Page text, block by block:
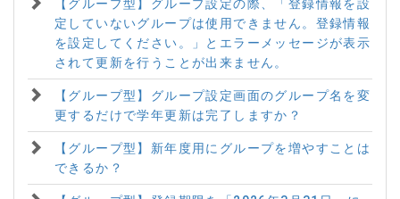
【グループ型】グループ設定の際、「登録情報を設
定していないグループは使用できません。登録情報
を設定してください。」とエラーメッセージが表示
されて更新を行うことが出来ません。
【グループ型】グループ設定画面のグループ名を変
更するだけで学年更新は完了しますか？
【グループ型】新年度用にグループを増やすことは
できるか？